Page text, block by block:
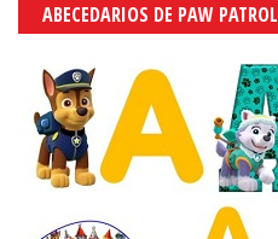
ABECEDARIOS DE PAW PATROL